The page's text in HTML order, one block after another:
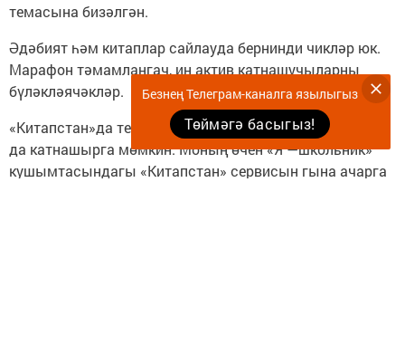
темасына бизәлгән.
Әдәбият һәм китаплар сайлауда бернинди чикләр юк.
Марафон тәмамлангач, иң актив катнашучыларны
бүләкләячәкләр.
«Китапстан»да телефондагы кушымта аша
да катнашырга мөмкин. Моның өчен «Я —школьник»
кушымтасындагы «Китапстан» сервисын гына ачарга
Безнең Телеграм-каналга язылыгыз
Төймәгә басыгыз!